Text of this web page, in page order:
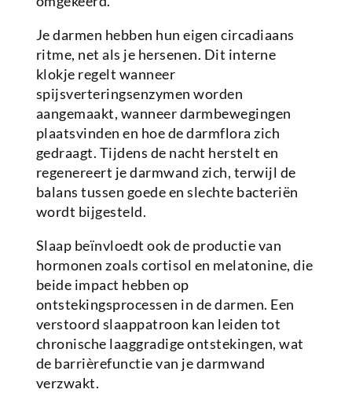
Je darmen hebben hun eigen circadiaans
ritme, net als je hersenen. Dit interne
klokje regelt wanneer
spijsverteringsenzymen worden
aangemaakt, wanneer darmbewegingen
plaatsvinden en hoe de darmflora zich
gedraagt. Tijdens de nacht herstelt en
regenereert je darmwand zich, terwijl de
balans tussen goede en slechte bacteriën
wordt bijgesteld.
Slaap beïnvloedt ook de productie van
hormonen zoals cortisol en melatonine, die
beide impact hebben op
ontstekingsprocessen in de darmen. Een
verstoord slaappatroon kan leiden tot
chronische laaggradige ontstekingen, wat
de barrièrefunctie van je darmwand
verzwakt.